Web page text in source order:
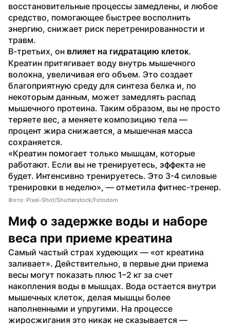
восстановительные процессы замедлены, и любое
средство, помогающее быстрее восполнить
энергию, снижает риск перетренированности и
травм.
В-третьих, он влияет на гидратацию клеток.
Креатин притягивает воду внутрь мышечного
волокна, увеличивая его объем. Это создает
благоприятную среду для синтеза белка и, по
некоторым данным, может замедлять распад
мышечного протеина. Таким образом, вы не просто
теряете вес, а меняете композицию тела —
процент жира снижается, а мышечная масса
сохраняется.
«Креатин помогает только мышцам, которые
работают. Если вы не тренируетесь, эффекта не
будет. Интенсивно тренируетесь. Это 3-4 силовые
Фото: Pixel-Shot/Shutterstock/Fotodom
Миф о задержке воды и наборе
веса при приеме креатина
Самый частый страх худеющих — «от креатина
заливает». Действительно, в первые дни приема
весы могут показать плюс 1–2 кг за счет
накопления воды в мышцах. Вода остается внутри
мышечных клеток, делая мышцы более
наполненными и упругими. На процессе
жиросжигания это никак не сказывается —